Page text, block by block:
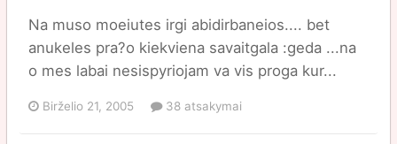
Na muso moeiutes irgi abidirbaneios.... bet
anukeles pra?o kiekviena savaitgala :geda ...na
o mes labai nesispyriojam va vis proga kur...
Birželio 21, 2005 38 atsakymai